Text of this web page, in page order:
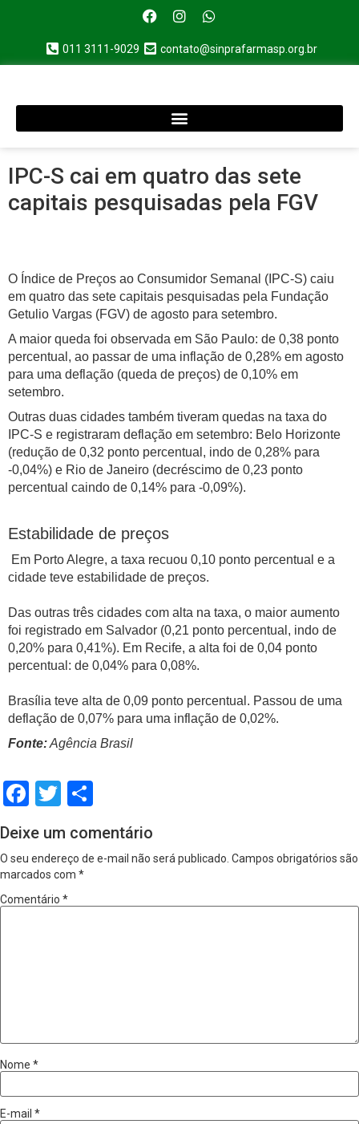
011 3111-9029 contato@sinprafarmasp.org.br
IPC-S cai em quatro das sete
capitais pesquisadas pela FGV
O Índice de Preços ao Consumidor Semanal (IPC-S) caiu
em quatro das sete capitais pesquisadas pela Fundação
Getulio Vargas (FGV) de agosto para setembro.
A maior queda foi observada em São Paulo: de 0,38 ponto
percentual, ao passar de uma inflação de 0,28% em agosto
para uma deflação (queda de preços) de 0,10% em
setembro.
Outras duas cidades também tiveram quedas na taxa do
IPC-S e registraram deflação em setembro: Belo Horizonte
(redução de 0,32 ponto percentual, indo de 0,28% para
-0,04%) e Rio de Janeiro (decréscimo de 0,23 ponto
percentual caindo de 0,14% para -0,09%).
Estabilidade de preços
Em Porto Alegre, a taxa recuou 0,10 ponto percentual e a
cidade teve estabilidade de preços.
Das outras três cidades com alta na taxa, o maior aumento
foi registrado em Salvador (0,21 ponto percentual, indo de
0,20% para 0,41%). Em Recife, a alta foi de 0,04 ponto
percentual: de 0,04% para 0,08%.
Brasília teve alta de 0,09 ponto percentual. Passou de uma
deflação de 0,07% para uma inflação de 0,02%.
Fonte:Agência Brasil
Facebook
Twitter
Deixe um comentário
O seu endereço de e-mail não será publicado. Campos obrigatórios são
marcados com *
Comentário *
Nome *
E-mail *